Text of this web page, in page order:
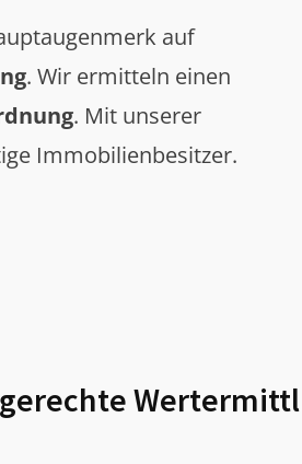
auf
. Wir ermitteln einen
. Mit unserer
Immobilienbesitzer.